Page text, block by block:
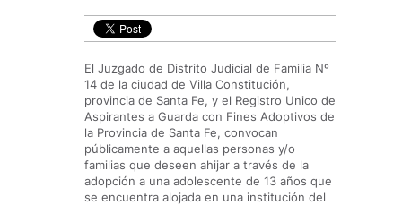
El Juzgado de Distrito Judicial de Familia Nº
14 de la ciudad de Villa Constitución,
provincia de Santa Fe, y el Registro Unico de
Aspirantes a Guarda con Fines Adoptivos de
la Provincia de Santa Fe, convocan
públicamente a aquellas personas y/o
familias que deseen ahijar a través de la
adopción a una adolescente de 13 años que
se encuentra alojada en una institución del